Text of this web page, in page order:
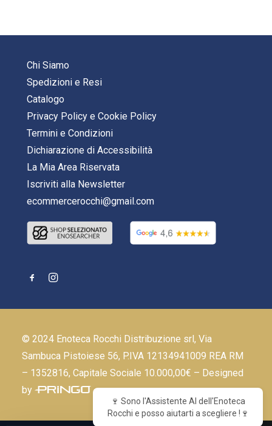
Chi Siamo
Spedizioni e Resi
Catalogo
Privacy Policy e Cookie Policy
Termini e Condizioni
Dichiarazione di Accessibilità
La Mia Area Riservata
Iscriviti alla Newsletter
ecommercerocchi@gmail.com
© 2024 Enoteca Rocchi Distribuzione srl, Via
Sambuca Pistoiese 56, P.IVA 12134941009 REA RM
– 1352816, Capitale Sociale 10.000,00€ – Designed
by
🍷 Sono l'Assistente AI dell'Enoteca
Rocchi e posso aiutarti a scegliere !🍷